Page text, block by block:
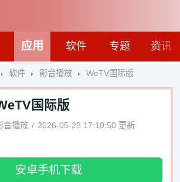
应用 软件 专题 资讯
软件 影音播放 WeTV国际版
国际版
音播放 2026-05-26 17:10:50 更新
安卓手机下载